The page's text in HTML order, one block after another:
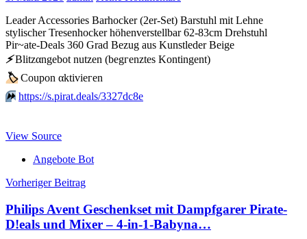
Leader Accessories Barhocker (2er-Set) Barstuhl mit Lehne
stylischer Tresenhocker höhenverstellbar 62-83cm Drehstuhl
Pir~ate-Deals 360 Grad Bezug aus Kunstleder Beige
⚡️Blitzαngеbοt nutzеn (bеgгеnztеs Kοntingеnt)
🏷Сοuрοn αktiviегеn
⏩️ https://s.pirat.deals/3327dc8e
View Source
Angebote Bot
Beitragsnavigation
Vorheriger Beitrag
Philips Avent Geschenkset mit Dampfgarer Pirate-
D!eals und Mixer – 4-in-1-Babyna…